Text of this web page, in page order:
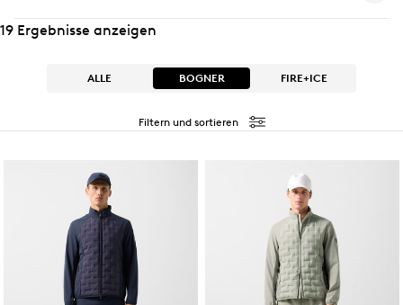
19 Ergebnisse anzeigen
ALLE BOGNER FIRE+ICE
Filtern und sortieren